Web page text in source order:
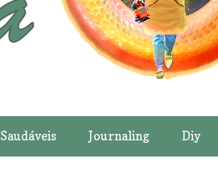
Saudáveis Journaling Diy